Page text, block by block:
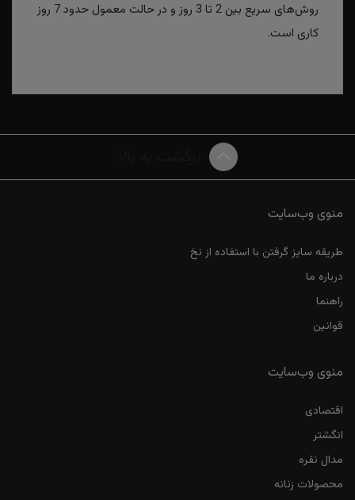
روش‌های سریع بین 2 تا 3 روز و در حالت معمول حدود 7 روز
کاری است.
منوی وب‌سایت
طریقه سایز گرفتن با استفاده از نخ
درباره ما
راهنما
قوانین
منوی وب‌سایت
اقتصادی
انگشتر
مدال نقره
محصولات زنانه